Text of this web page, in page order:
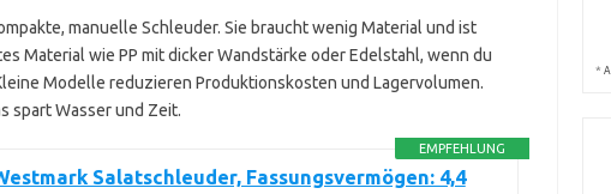
manuelle Schleuder. Sie braucht wenig Material und ist
Material wie PP mit dicker Wandstärke oder Edelstahl, wenn du
Modelle reduzieren Produktionskosten und Lagervolumen.
spart Wasser und Zeit.
EMPFEHLUNG
Salatschleuder, Fassungsvermögen: 4,4
*